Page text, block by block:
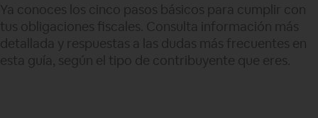
Ya conoces los cinco pasos básicos para cumplir con
tus obligaciones fiscales. Consulta información más
detallada y respuestas a las dudas más frecuentes en
esta guía, según el tipo de contribuyente que eres.